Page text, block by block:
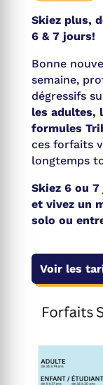
Skiez plus,
6 & 7 jours!
Bonne
semaine,
dégressifs
les adultes,
formules
ces forfaits
longtemps
Skiez 6 ou
et vivez un
solo ou
Voir les